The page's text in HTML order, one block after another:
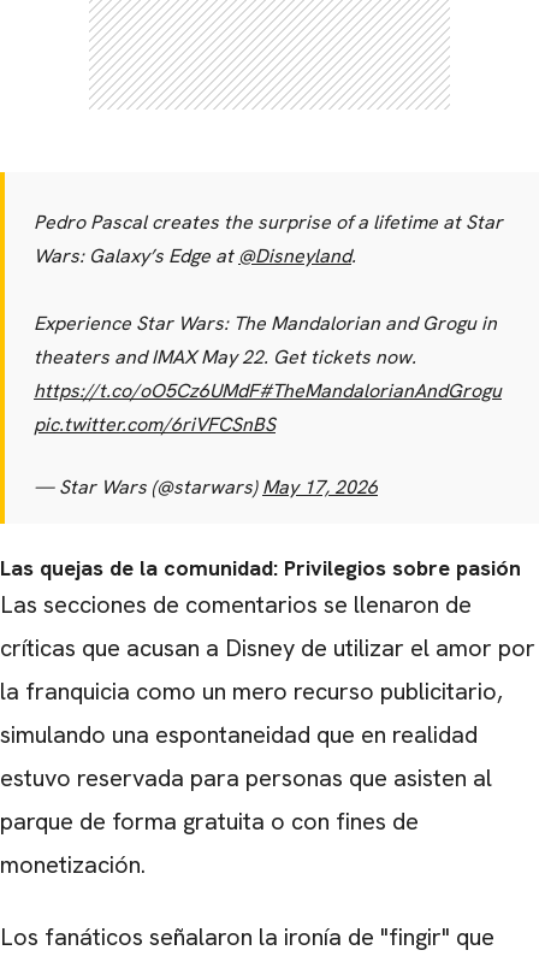
Pedro Pascal creates the surprise of a lifetime at Star
Wars: Galaxy’s Edge at@Disneyland.
Experience Star Wars: The Mandalorian and Grogu in
theaters and IMAX May 22. Get tickets now.
https://t.co/oO5Cz6UMdF#TheMandalorianAndGrogu
pic.twitter.com/6riVFCSnBS
— Star Wars (@starwars)May 17, 2026
Las quejas de la comunidad: Privilegios sobre pasión
Las secciones de comentarios se llenaron de
críticas que acusan a Disney de utilizar el amor por
la franquicia como un mero recurso publicitario,
simulando una espontaneidad que en realidad
estuvo reservada para personas que asisten al
parque de forma gratuita o con fines de
monetización.
Los fanáticos señalaron la ironía de "fingir" que